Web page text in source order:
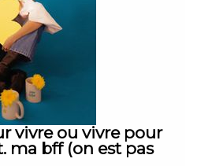
vivre ou vivre pour
ma bff (on est pas